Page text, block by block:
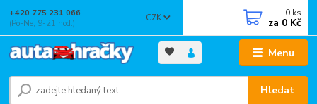
Menu
CZK
Hledat
+420 775 231 066
(Po-Ne, 9-21 hod.)
0 ks
za 0 Kč